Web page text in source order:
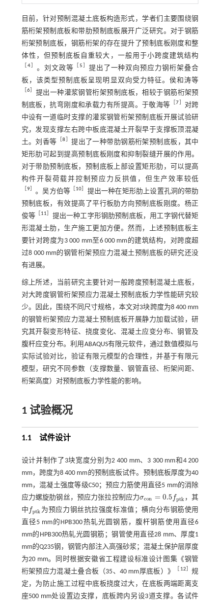
目前，针对预制混凝土底板构造形式，学者们主要围绕钢
筋桁架预制底板和带肋预制底板展开广泛研究。对于钢筋
桁架预制底板，钢筋桁架的存在提升了预制底板刚度和整
体性，但预制底板自重较大，一般用于小跨度建筑结构
［4］ 。刘文政等 ［5］ 提出了一种双向预应力钢桁架叠合
板，该类型预制底板呈现明显双向受力特征。侯和涛等
［6］ 提出一种灌浆钢管桁架预制底板，相较于钢筋桁架预
制底板，抗弯刚度和承载力有所提高。于敬海等 ［7］ 对跨
中设有一道临时支撑的灌浆钢管桁架预制底板开展试验研
究，发现支撑左右跨中板底混凝土开裂早于支撑板顶混凝
土。刘香等 ［8］提出了一种带肋钢筋桁架预制底板，其中
矩形肋可起到提高预制底板刚度和抑制裂缝开展的作用。
对于带肋预制底板，预制底板上部设置矩形肋，可以提高
构件开裂荷载并控制预应力反拱值，但生产效率较低
［9］ 。吴方伯等 ［10］ 提出一种在矩形肋上设置孔洞的带肋
预制底板，有效提高了平行板肋方向预制底板刚度。杨正
俊等［11］ 提出一种工字形钢肋预制底板，用工字钢代替矩
形混凝土肋，生产施工更加方便。然而，上述预制底板主
要针对跨度为3 000 mm至6 000 mm的建筑结构，对跨度超
过8 000 mm的钢管桁架预应力混凝土预制底板的研究还没
有进展。
综上所述，当前研究主要针对一般跨度预制混凝土底板，
对大跨度钢管桁架预应力混凝土预制底板力学性能研究较
少。因此，围绕不同尺寸规格，本文对3块跨度为8 400 mm
的钢管桁架预应力混凝土预制底板开展静力加载试验，研
究其开裂变形特征、挠度变化、混凝土应变分布、钢管及
腹杆应变分布。利用ABAQUS有限元软件，通过数值模拟与
实际试验对比，验证有限元模型的合理性，并基于有限元
模型，研究不同参数（支撑数量、钢管直径、桁架间距、
桁架高度）对预制底板力学性能的影响。
1 试验概况
1.1试件设计
设计并制作了3块宽度分别为2 400 mm、3 300 mm和4 200
mm，跨度为8 400 mm的预制底板试件。预制底板厚度为40
mm，混凝土强度等级C50；预应力筋使用直径5 mm的消除
应力螺旋肋钢丝，预应力张拉控制应力σcon = 0.5 fptk
σcon =0.5fptk
，其
中 fptk
fptk 为预应力钢丝抗拉强度标准值；横向分布钢筋使用
直径5 mm的HPB300热轧光圆钢筋，腹杆钢筋使用直径6
mm的HPB300热轧光圆钢筋；钢管使用直径28 mm、厚度1
mm的Q235钢，钢管内部注入高强砂浆；混凝土保护层厚度
为20 mm。同时根据安徽省工程建设标准设计图集《钢管
桁架预应力混凝土叠合板（35、40 mm厚底板）》
［ 12］规
定，为防止施工过程中底板挠度过大，在底板两端距离支
座500 mm处设置边支撑，底板跨内另设3道支撑。各试件